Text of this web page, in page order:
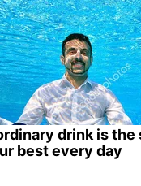
drink is the
best every day